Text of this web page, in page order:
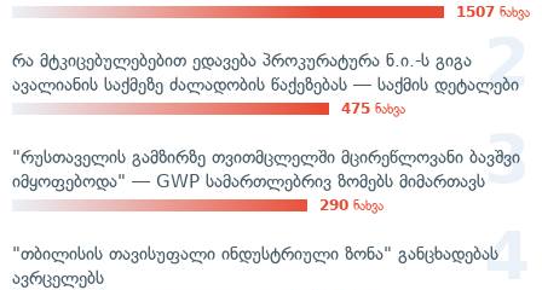
1507 ნახვა
რა მტკიცებულებებით ედავება პროკურატურა ნ.ი.-ს გიგა
ავალიანის საქმეზე ძალადობის წაქეზებას — საქმის დეტალები
475 ნახვა
"რუსთაველის გამზირზე თვითმცლელში მცირეწლოვანი ბავშვი
იმყოფებოდა" — GWP სამართლებრივ ზომებს მიმართავს
290 ნახვა
"თბილისის თავისუფალი ინდუსტრიული ზონა" განცხადებას
ავრცელებს